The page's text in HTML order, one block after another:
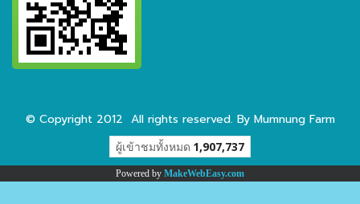
© Copyright 2012 All rights reserved. By Mumnung Farm
ผู้เข้าชมทั้งหมด 1,907,737
Powered by MakeWebEasy.com